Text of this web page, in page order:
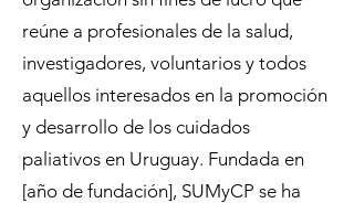
reúne a profesionales de la salud,
investigadores, voluntarios y todos
aquellos interesados en la promoción
y desarrollo de los cuidados
paliativos en Uruguay. Fundada en
[año de fundación], SUMyCP se ha